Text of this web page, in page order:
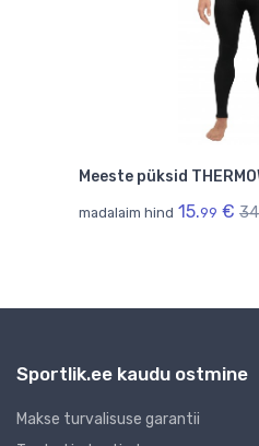
Meeste püksid
madalaim hind 15.99 €
Sportlik.ee kaudu ostmine
Makse turvalisuse garantii